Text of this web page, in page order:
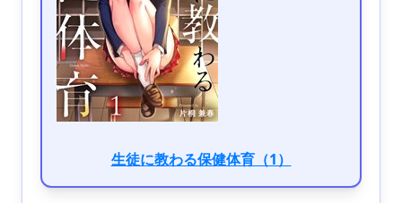
生徒に教わる保健体育（1）